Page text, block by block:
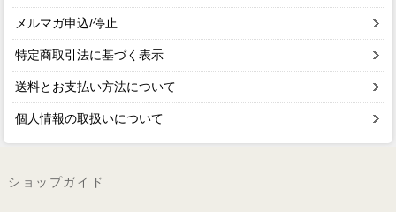
メルマガ申込/停止
特定商取引法に基づく表示
送料とお支払い方法について
個人情報の取扱いについて
ショップガイド